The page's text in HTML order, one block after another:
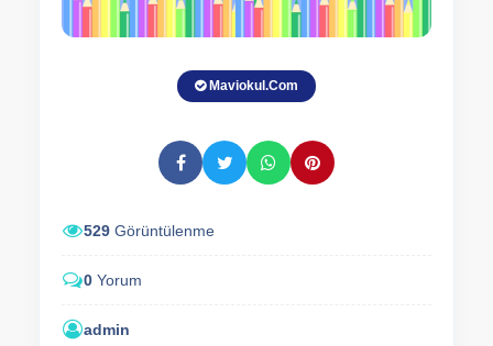
Maviokul.Com
529 Görüntülenme
0 Yorum
admin